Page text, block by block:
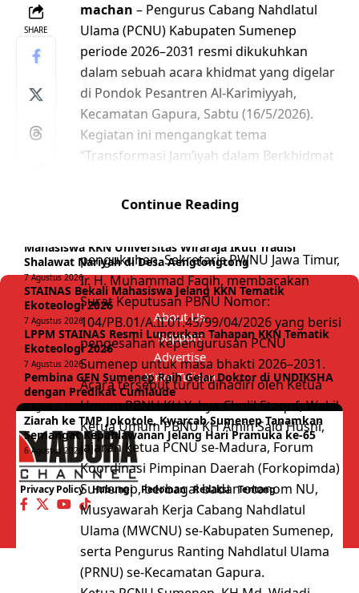
SHARE
machan – Pengurus Cabang Nahdlatul
Ulama (PCNU) Kabupaten Sumenep
periode 2026–2031 resmi dikukuhkan
dalam sebuah acara khidmat yang digelar
di Pondok Pesantren Al-Karimiyyah,
Kecamatan Gapura, Sabtu (16/5/2026).
Kegiatan ini mengangkat tema
“Transformasi Jam’iyah dalam Berkhidmat
”Pelantikan dipimpin langsung oleh Rais
Pengurus Besar Nahdlatul Ulama (PBNU),
pengukuhan, Sekretaris PWNU Jawa Timur,
Ir. H. Muhammad Faqih, membacakan
Surat Keputusan PBNU Nomor:
104/PB.01/A.II.01.45/99/04/2026 yang berisi
pengesahan kepengurusan PCNU
Sumenep untuk masa bhakti 2026–2031.
Acara tersebut turut dihadiri oleh Ketua
Umum PBNU KH Yahya Cholil Staquf, Wakil
Ketua Umum PBNU KH Amin Said Husni,
jajaran ketua PCNU se-Madura, Forum
Koordinasi Pimpinan Daerah (Forkopimda)
Sumenep, berbagai badan otonom NU,
Musyawarah Kerja Cabang Nahdlatul
Ulama (MWCNU) se-Kabupaten Sumenep,
serta Pengurus Ranting Nahdlatul Ulama
(PRNU) se-Kecamatan Gapura.
Pemerintah Kabupaten Sumenep
GEN Sumenep
Kwarcab Sumenep
Mahasiswa KKN Universitas Wiraraja Ikuti Tradisi
Shalawat Nariyah di Desa Aengtongtong
7 Agustus 2026
STAINAS Bekali Mahasiswa Jelang KKN Tematik
Ekoteologi 2026
7 Agustus 2026
LPPM STAINAS Resmi Luncurkan Tahapan KKN Tematik
Ekoteologi 2026
7 Agustus 2026
Pembina GEN Sumenep Raih Gelar Doktor di UNDIKSHA
dengan Predikat Cumlaude
Ziarah ke TMP Jokotole, Kwarcab Sumenep Tanamkan
Semangat Kepahlawanan Jelang Hari Pramuka ke-65
6 Agustus 2026
Continue Reading
About Us
Support
Advertise
Kirim Tulisan
Privacy Policy Hubungi Pedoman Redaksi Tentang